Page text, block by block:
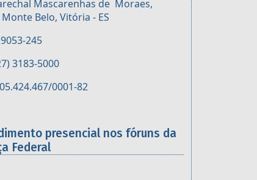
Mascarenhas de Moraes,
Monte Belo, Vitória - ES
245
3183-5000
05.424.467/0001-82
presencial nos fóruns da
Federal